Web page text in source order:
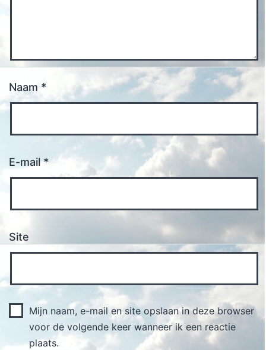
Naam *
E-mail*
Site
Mijn naam, e-mail en site opslaan in deze browser
voor de volgende keer wanneer ik een reactie
plaats.